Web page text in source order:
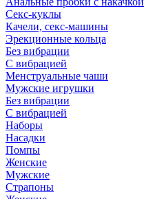
Секс-куклы
Качели, секс-машины
Эрекционные кольца
Без вибрации
С вибрацией
Менструальные чаши
Мужские игрушки
Без вибрации
С вибрацией
Наборы
Насадки
Помпы
Женские
Мужские
Страпоны